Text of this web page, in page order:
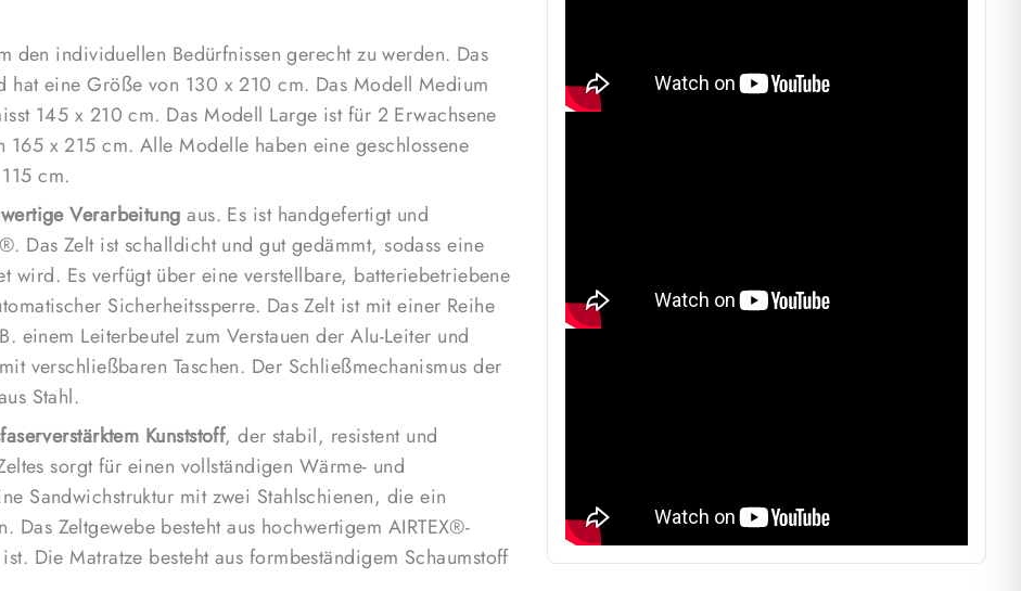
gewährleistet wird. Es verfügt über eine verstellbare,
batteriebetriebene Lampe und eine höhenverstellbare Leiter mit
automatischer Sicherheitssperre. Das Zelt ist mit einer Reihe von
praktischen Funktionen ausgestattet, wie z.B. einem Leiterbeutel
Schließmechanismus der Hartschale verwendet verstellbare
Verschlüsse aus Stahl.
DieHartschaledes Airtop Plus besteht aus
Kunststoff
Das Unterdach des Zeltes sorgt für einen vollständigen Wärme-
aus hochwertigem AIRTEX®-Gewebe, das atmungsaktiv und
strapazierfähig ist. Die Matratze besteht aus formbeständigem
Schaumstoff und der Bezug ist aus 100% Baumwolle.
individuellen Bedürfnissen gerecht zu werden. Das
hat eine Größe von 130 x 210 cm. Das Modell Medium
145 x 210 cm. Das Modell Large ist für 2 Erwachsene
x 215 cm. Alle Modelle haben eine geschlossene
cm.
Verarbeitung aus. Es ist handgefertigt und
Das Zelt ist schalldicht und gut gedämmt, sodass eine
wird. Es verfügt über eine verstellbare, batteriebetriebene
Sicherheitssperre. Das Zelt ist mit einer Reihe
einem Leiterbeutel zum Verstauen der Alu-Leiter und
verschließbaren Taschen. Der Schließmechanismus der
Stahl.
Kunststoff, der stabil, resistent und
sorgt für einen vollständigen Wärme- und
Sandwichstruktur mit zwei Stahlschienen, die ein
Das Zeltgewebe besteht aus hochwertigem AIRTEX®-
Die Matratze besteht aus formbeständigem Schaumstoff